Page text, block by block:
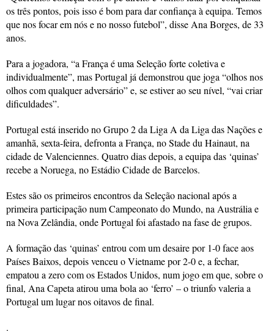
os três pontos, pois isso é bom para dar confiança à equipa. Temos
que nos focar em nós e no nosso futebol”, disse Ana Borges, de 33
anos.
Para a jogadora, “a França é uma Seleção forte coletiva e
individualmente”, mas Portugal já demonstrou que joga “olhos nos
olhos com qualquer adversário” e, se estiver ao seu nível, “vai criar
dificuldades”.
Portugal está inserido no Grupo 2 da Liga A da Liga das Nações e
amanhã, sexta-feira, defronta a França, no Stade du Hainaut, na
cidade de Valenciennes. Quatro dias depois, a equipa das ‘quinas’
recebe a Noruega, no Estádio Cidade de Barcelos.
Estes são os primeiros encontros da Seleção nacional após a
primeira participação num Campeonato do Mundo, na Austrália e
na Nova Zelândia, onde Portugal foi afastado na fase de grupos.
A formação das ‘quinas’ entrou com um desaire por 1-0 face aos
Países Baixos, depois venceu o Vietname por 2-0 e, a fechar,
empatou a zero com os Estados Unidos, num jogo em que, sobre o
final, Ana Capeta atirou uma bola ao ‘ferro’ – o triunfo valeria a
Portugal um lugar nos oitavos de final.
.